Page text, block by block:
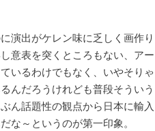
演出がケレン味に乏しく画作り
意表を突くところもない、アー
いるわけでもなく、いやそりゃ
んだろうけれども普段そういう
ん話題性の観点から日本に輸入
な～というのが第一印象。